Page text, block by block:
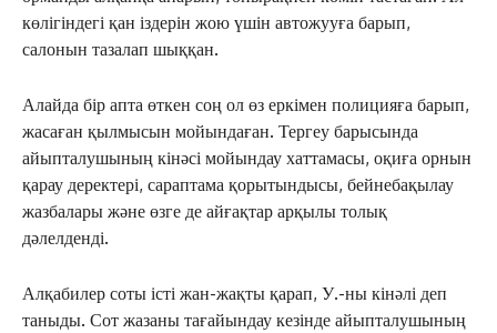
көлігіндегі қан іздерін жою үшін автожууға барып,
салонын тазалап шыққан.
Алайда бір апта өткен соң ол өз еркімен полицияға барып,
жасаған қылмысын мойындаған. Тергеу барысында
айыпталушының кінәсі мойындау хаттамасы, оқиға орнын
қарау деректері, сараптама қорытындысы, бейнебақылау
жазбалары және өзге де айғақтар арқылы толық
дәлелденді.
Алқабилер соты істі жан-жақты қарап, У.-ны кінәлі деп
таныды. Сот жазаны тағайындау кезінде айыпталушының